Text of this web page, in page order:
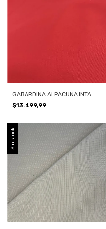
GABARDINA ALPACUNA INTA
$13.499,99
Sin stock